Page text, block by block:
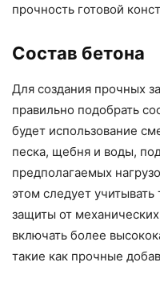
прочность готовой
Состав бетона
Для создания прочных
правильно подобрать
будет использование
песка, щебня и воды,
предполагаемых
этом следует
защиты от
включать более
такие как прочные